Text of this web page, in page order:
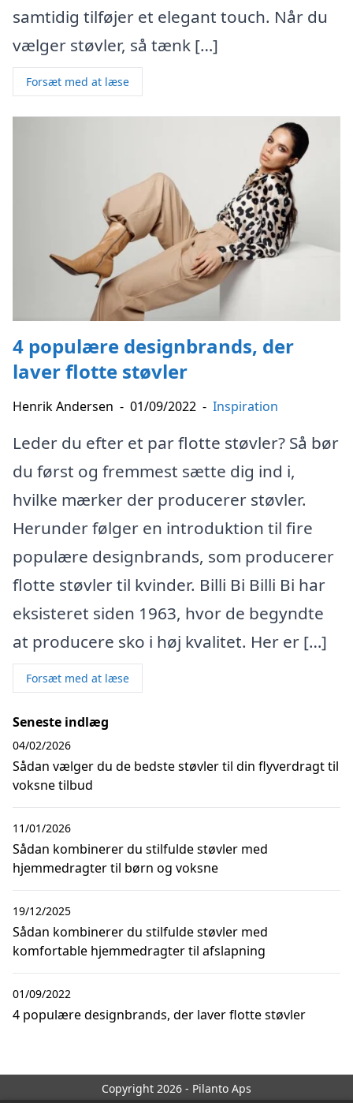
samtidig tilføjer et elegant touch. Når du
vælger støvler, så tænk […]
Forsæt med at læse
4 populære designbrands, der
laver flotte støvler
Henrik Andersen - 01/09/2022 - Inspiration
Leder du efter et par flotte støvler? Så bør
du først og fremmest sætte dig ind i,
hvilke mærker der producerer støvler.
Herunder følger en introduktion til fire
populære designbrands, som producerer
flotte støvler til kvinder. Billi Bi Billi Bi har
eksisteret siden 1963, hvor de begyndte
at producere sko i høj kvalitet. Her er […]
Forsæt med at læse
Seneste indlæg
Sådan vælger du de bedste støvler til din flyverdragt til
voksne tilbud
04/02/2026
Sådan kombinerer du stilfulde støvler med
hjemmedragter til børn og voksne
11/01/2026
Sådan kombinerer du stilfulde støvler med
komfortable hjemmedragter til afslapning
19/12/2025
4 populære designbrands, der laver flotte støvler
01/09/2022
Copyright 2026 - Pilanto Aps